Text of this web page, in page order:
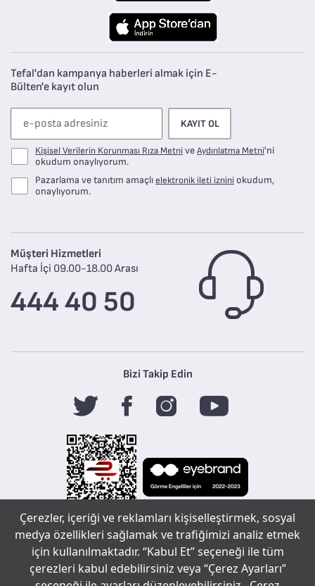
Çerezler, içeriği ve reklamları kişiselleştirmek, sosyal
medya özellikleri sağlamak ve trafiğimizi analiz etmek
için kullanılmaktadır. “Kabul Et” seçeneği ile tüm
çerezleri kabul edebilirsiniz veya “Çerez Ayarları”
Tefal'dan kampanya haberleri almak için E-
Bülten'e kayıt olun
KAYIT OL
Kişisel Verilerin Korunması Rıza MetniveAydınlatma Metni'ni
okudum onaylıyorum.
Pazarlama ve tanıtım amaçlıelektronik ileti iznini okudum,
onaylıyorum.
Müşteri Hizmetleri
Hafta İçi 09.00-18.00 Arası
444 40 50
Bizi Takip Edin
Copyright ©
Tefal